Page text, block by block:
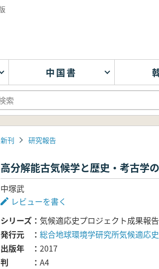
中国書
新刊 研究報告
高分解能古気候学と歴史・考古学
中塚武
レビューを書く
シリーズ
気候適応史プロジェクト成果報
発行元
総合地球環境学研究所気候適応
出版年
2017
判
A4